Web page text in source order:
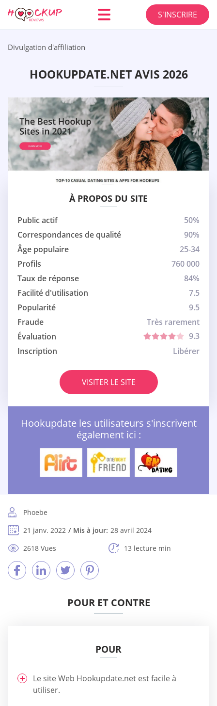
S'INSCRIRE
Divulgation d'affiliation
HOOKUPDATE.NET AVIS 2026
À PROPOS DU SITE
Public actif
50%
Correspondances de qualité
90%
Âge populaire
25-34
Profils
760 000
Taux de réponse
84%
Facilité d'utilisation
7.5
Popularité
9.5
Fraude
Très rarement
Évaluation
9.3
Inscription
Libérer
VISITER LE SITE
Hookupdate les utilisateurs s'inscrivent
également ici :
Phoebe
21 janv. 2022
Mis à jour: 28 avril 2024
2618 Vues
13 lecture min
POUR ET CONTRE
POUR
Le site Web Hookupdate.net est facile à
utiliser.